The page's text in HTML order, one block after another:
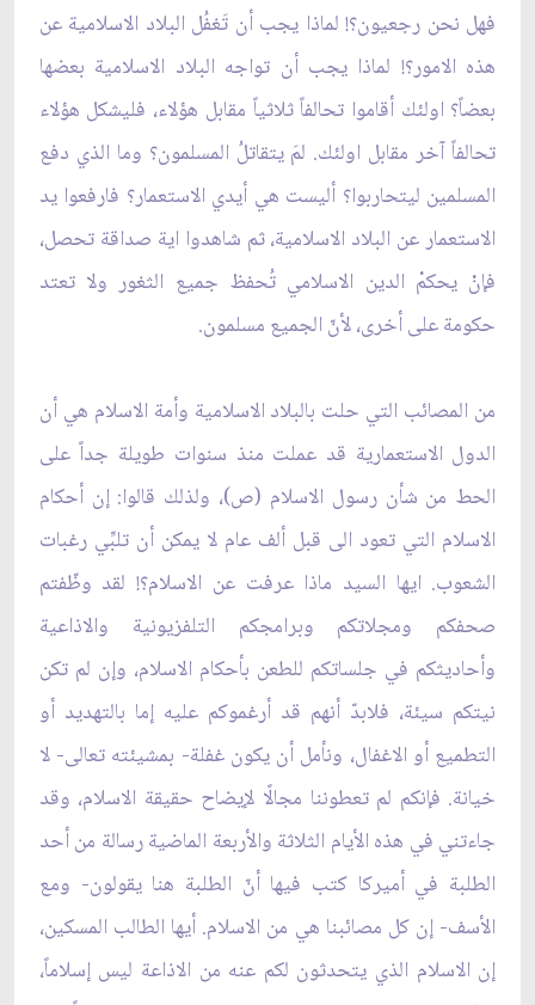
فهل نحن رجعيون؟! لماذا يجب أن تَغفُل البلاد الاسلامية عن
هذه الامور؟! لماذا يجب أن تواجه‏ البلاد الاسلامية بعضها
بعضاً؟ اولئك أقاموا تحالفاً ثلاثياً مقابل هؤلاء، فليشكل هؤلاء
تحالفاً آخر مقابل اولئك. لمَ يتقاتلُ المسلمون؟ وما الذي دفع
المسلمين ليتحاربوا؟ أليست هي أيدي الاستعمار؟ فارفعوا يد
الاستعمار عن البلاد الاسلامية، ثم شاهدوا اية صداقة تحصل،
فإنْ يحكمْ الدين الاسلامي تُحفظ جميع الثغور ولا تعتد
حكومة على أخرى، لأنّ الجميع مسلمون.
من المصائب التي حلت بالبلاد الاسلامية وأمة الاسلام هي أن
الدول الاستعمارية قد عملت منذ سنوات طويلة جداً على
الحط من شأن رسول الاسلام (ص)، ولذلك قالوا: إن أحكام
الاسلام التي تعود الى قبل ألف عام لا يمكن أن تلبِّي رغبات
الشعوب. ايها السيد ماذا عرفت عن الاسلام؟! لقد وظّفتم
صحفكم ومجلاتكم وبرامجكم التلفزيونية والاذاعية
وأحاديثكم في جلساتكم للطعن بأحكام الاسلام، وإن لم تكن
نيتكم سيئة، فلابدّ أنهم قد أرغموكم عليه إما بالتهديد أو
التطميع أو الاغفال، ونأمل أن يكون غفلة- بمشيئته تعالى- لا
خيانة. فإنكم لم تعطوننا مجالًا لإيضاح حقيقة الاسلام، وقد
جاءتني في هذه الأيام الثلاثة والأربعة الماضية رسالة من أحد
الطلبة في أميركا كتب فيها أنّ الطلبة هنا يقولون- ومع
الأسف- إن كل مصائبنا هي من الاسلام. أيها الطالب المسكين،
إن الاسلام الذي يتحدثون لكم عنه من الاذاعة ليس إسلاماً،